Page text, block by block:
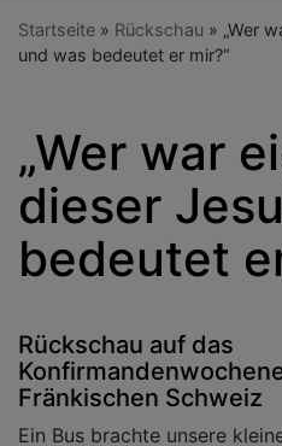
Startseite Rückschau
„Wer
und was bedeutet er mir?“
„Wer war
dieser
bedeutet
Rückschau auf das
Fränkischen Schweiz
Ein Bus brachte unsere